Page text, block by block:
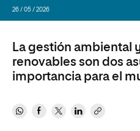
26 / 05 / 2026
La gestión ambiental
renovables son dos
importancia para el